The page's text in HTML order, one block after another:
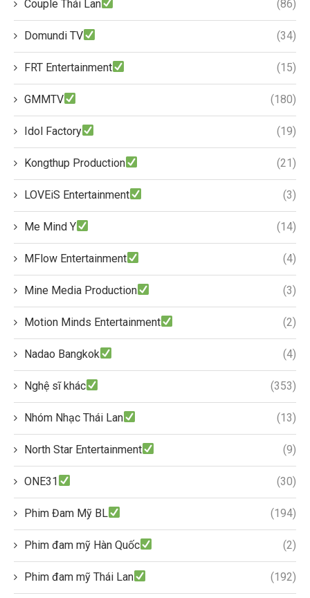
Couple Thái Lan (86)
Domundi TV (34)
FRT Entertainment (15)
GMMTV (180)
Idol Factory (19)
Kongthup Production (21)
LOVEiS Entertainment (3)
Me Mind Y (14)
MFlow Entertainment (4)
Mine Media Production (3)
Motion Minds Entertainment (2)
Nadao Bangkok (4)
Nghệ sĩ khác (353)
Nhóm Nhạc Thái Lan (13)
North Star Entertainment (9)
ONE31 (30)
Phim Đam Mỹ BL (194)
Phim đam mỹ Hàn Quốc (2)
Phim đam mỹ Thái Lan (192)